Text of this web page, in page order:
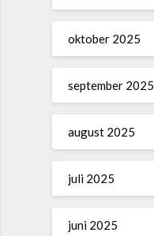
oktober 2025
september 2025
august 2025
juli 2025
juni 2025